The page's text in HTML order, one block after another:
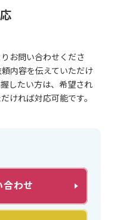
お問い合わせくださ
内容を伝えていただけ
したい方は、希望され
ければ対応可能です。
合わせ